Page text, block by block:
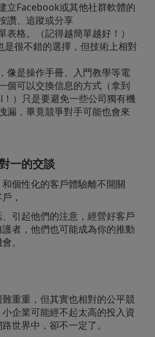
立Facebook或其他社群軟體的
讚、追蹤或分享
表格。（記得越簡單越好！）
是很不錯的選擇，但技術上相對
像是操作手冊、入門教學等電
個可以交換信息的方式（拿到
）只是要避免一些公司獨有機
漏，畢竟競爭對手可能也會來
一的交談
個性化的客戶體驗離不開關
，
引起他們的注意，經營好客戶
者，他們也可能成為你的推動
。
重重，但其實也相對的公平競
企業可能經不起太高的投入資
世界中，卻不一定了。